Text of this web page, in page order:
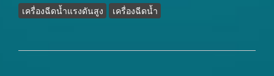
เครื่องฉีดน้ำแรงดันสูง เครื่องฉีดน้ำ